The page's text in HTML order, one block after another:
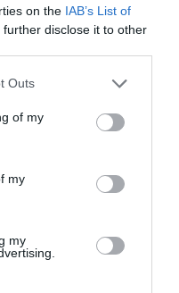
on the IAB’s List of
further disclose it to other
Outs
of my
my
my